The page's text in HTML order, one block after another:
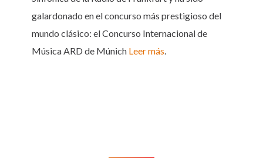
galardonado en el concurso más prestigioso del
mundo clásico: el Concurso Internacional de
Música ARD de Múnich Leer más